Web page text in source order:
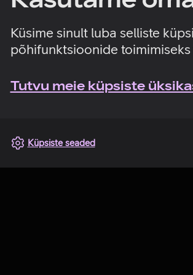
Küsime sinult luba selliste
põhifunktsioonide
Tutvu meie küpsiste
Küpsiste seaded